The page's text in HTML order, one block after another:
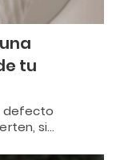
tu
defecto
si…